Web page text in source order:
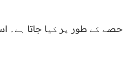
کے طور پر کیا جاتا ہے۔